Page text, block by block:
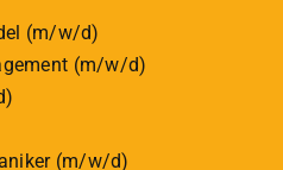
(m/w/d)
(m/w/d)
(m/w/d)